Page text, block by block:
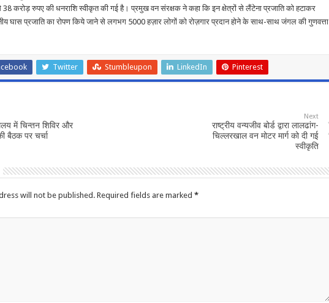
38 करोड़ रुपए की धनराशि स्वीकृत की गई है। प्रमुख वन संरक्षक ने कहा कि इन क्षेत्रों से लैंटेना प्रजाति को हटाकर
घास प्रजाति का रोपण किये जाने से लगभग 5000 हज़ार लोगों को रोज़गार प्रदान होने के साथ-साथ जंगल की गुणवत्ता
Twitter Stumbleupon LinkedIn Pinterest
में चिन्तन शिविर और
बैठक पर चर्चा
Next
राष्ट्रीय वन्यजीव बोर्ड द्वारा लालढांग-
चिल्लरखाल वन मोटर मार्ग को दी गई
स्वीकृति
will not be published. Required fields are marked *